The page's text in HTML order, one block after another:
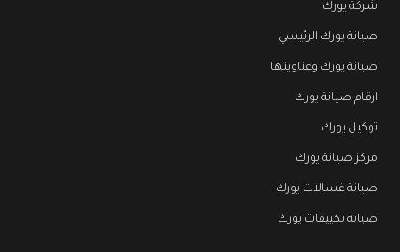
شركة يورك
صيانة يورك الرئيسي
صيانة يورك وعناوينها
ارقام صيانة يورك
توكيل يورك
مركز صيانة يورك
صيانة غسالات يورك
صيانة تكييفات يورك